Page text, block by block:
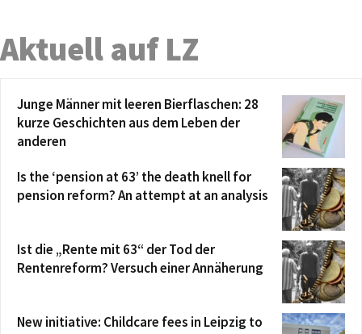
Aktuell auf LZ
Junge Männer mit leeren Bierflaschen: 28
kurze Geschichten aus dem Leben der
anderen
Is the ‘pension at 63’ the death knell for
pension reform? An attempt at an analysis
Ist die „Rente mit 63“ der Tod der
Rentenreform? Versuch einer Annäherung
New initiative: Childcare fees in Leipzig to